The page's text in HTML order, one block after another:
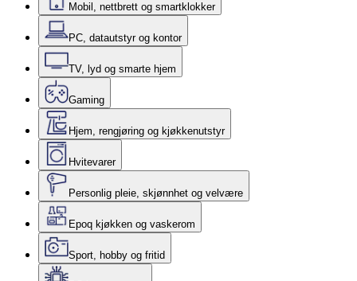
Mobil, nettbrett og smartklokker
PC, datautstyr og kontor
TV, lyd og smarte hjem
Gaming
Hjem, rengjøring og kjøkkenutstyr
Hvitevarer
Personlig pleie, skjønnhet og velvære
Epoq kjøkken og vaskerom
Sport, hobby og fritid